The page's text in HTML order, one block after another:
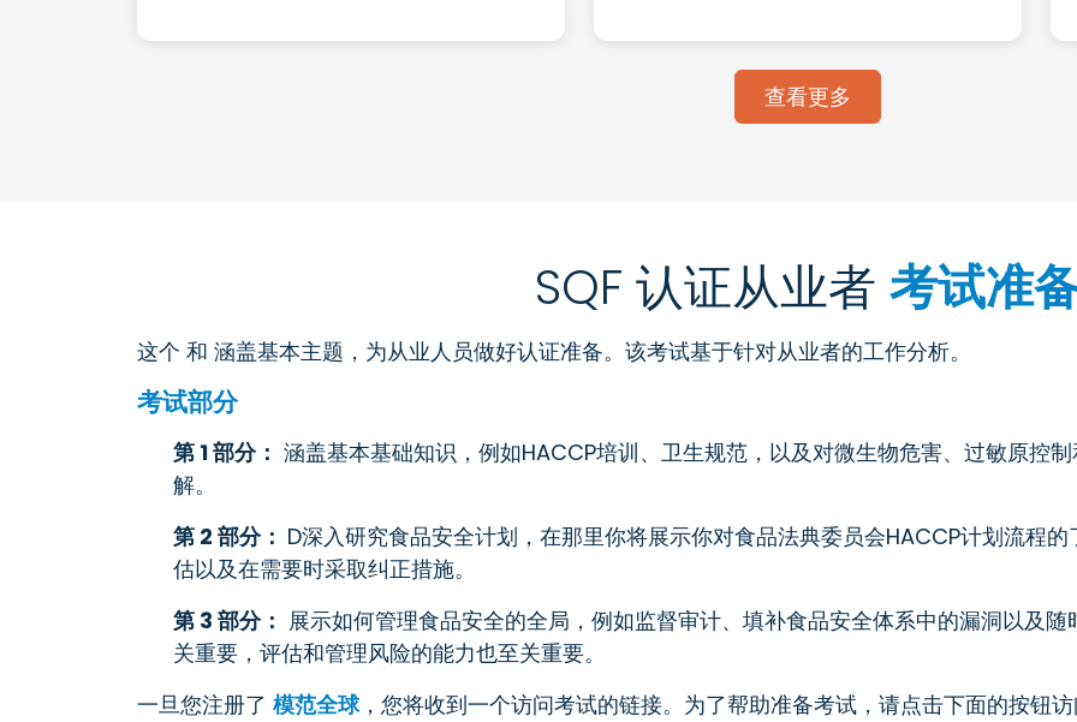
查看更多
SQF 认证从业者 考试准
这个 和 涵盖基本主题，为从业人员做好认证准备。该考试基于针对从业者的工作分析。
考试部分
第 1 部分： 涵盖基本基础知识，例如HACCP培训、卫生规范，以及对微生物危害、过敏原控
解。
第 2 部分： D深入研究食品安全计划，在那里你将展示你对食品法典委员会HACCP计划流程
估以及在需要时采取纠正措施。
第 3 部分： 展示如何管理食品安全的全局，例如监督审计、填补食品安全体系中的漏洞以及
关重要，评估和管理风险的能力也至关重要。
一旦您注册了 模范全球，您将收到一个访问考试的链接。为了帮助准备考试，请点击下面的按钮